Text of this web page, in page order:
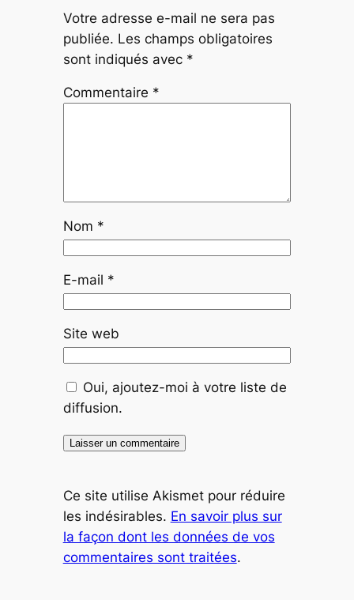
Votre adresse e-mail ne sera pas
publiée. Les champs obligatoires
sont indiqués avec *
Commentaire *
Nom *
E-mail *
Site web
Oui, ajoutez-moi à votre liste de
diffusion.
Ce site utilise Akismet pour réduire
les indésirables. En savoir plus sur
la façon dont les données de vos
commentaires sont traitées.